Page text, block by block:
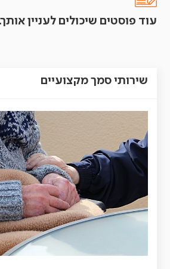
עוד פוסטים שיכולים לעניין
שירותי סמך מקצועיים